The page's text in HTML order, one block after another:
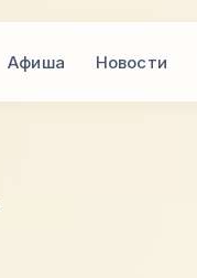
Афиша Новости